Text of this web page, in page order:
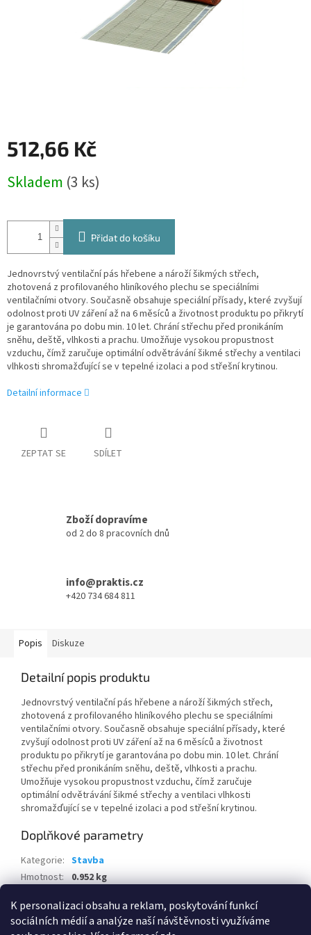
K personalizaci obsahu a reklam, poskytování funkcí
sociálních médií a analýze naší návštěvnosti využíváme
512,66 Kč
cena:
Skladem (3 ks)
Přidat do košíku
Jednovrstvý ventilační pás hřebene a nároží šikmých střech,
zhotovená z profilovaného hliníkového plechu se speciálními
ventilačními otvory. Současně obsahuje speciální přísady, které zvyšují
odolnost proti UV záření až na 6 měsíců a životnost produktu po přikrytí
je garantována po dobu min. 10 let. Chrání střechu před pronikáním
sněhu, deště, vlhkosti a prachu. Umožňuje vysokou propustnost
vzduchu, čímž zaručuje optimální odvětrávání šikmé střechy a ventilaci
vlhkosti shromažďující se v tepelné izolaci a pod střešní krytinou.
Detailní informace
ZEPTAT SE SDÍLET
Zboží dopravíme
od 2 do 8 pracovních dnů
info@praktis.cz
+420 734 684 811
Popis Diskuze
Detailní popis produktu
Jednovrstvý ventilační pás hřebene a nároží šikmých střech,
zhotovená z profilovaného hliníkového plechu se speciálními
ventilačními otvory. Současně obsahuje speciální přísady, které
zvyšují odolnost proti UV záření až na 6 měsíců a životnost
produktu po přikrytí je garantována po dobu min. 10 let. Chrání
střechu před pronikáním sněhu, deště, vlhkosti a prachu.
Umožňuje vysokou propustnost vzduchu, čímž zaručuje
optimální odvětrávání šikmé střechy a ventilaci vlhkosti
shromažďující se v tepelné izolaci a pod střešní krytinou.
Doplňkové parametry
Kategorie: Stavba
Hmotnost: 0.952 kg